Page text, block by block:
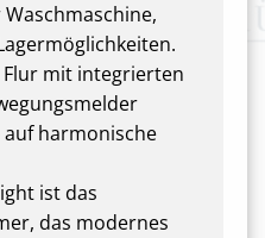
mit integrierten
harmonische
ist das
das modernes